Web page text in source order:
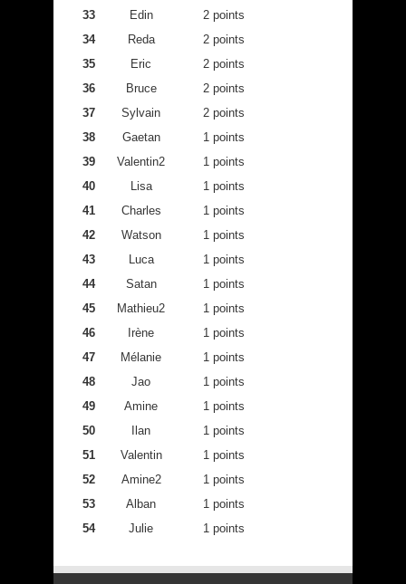
33
Edin
2 points
34
Reda
2 points
35
Eric
2 points
36
Bruce
2 points
37
Sylvain
2 points
38
Gaetan
1 points
39
Valentin2
1 points
40
Lisa
1 points
41
Charles
1 points
42
Watson
1 points
43
Luca
1 points
44
Satan
1 points
45
Mathieu2
1 points
46
Irène
1 points
47
Mélanie
1 points
48
Jao
1 points
49
Amine
1 points
50
Ilan
1 points
51
Valentin
1 points
52
Amine2
1 points
53
Alban
1 points
54
Julie 1 points